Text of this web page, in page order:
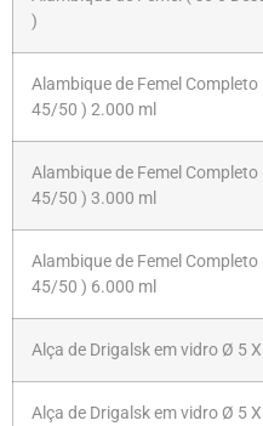
)
Alambique de Femel
45/50 ) 2.000 ml
Alambique de Femel
45/50 ) 3.000 ml
Alambique de Femel
45/50 ) 6.000 ml
Alça de Drigalsk em vidro Ø 5
Alça de Drigalsk em vidro Ø 5